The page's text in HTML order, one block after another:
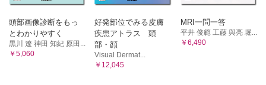
頭部画像診断をもっ
とわかりやすく
黒川 遼 神田 知紀 原田...
￥5,060
好発部位でみる皮膚
疾患アトラス 頭
部・顔
Visual Dermat...
￥12,045
MRI一問一答
平井 俊範 工藤 與亮 堀...
￥6,490